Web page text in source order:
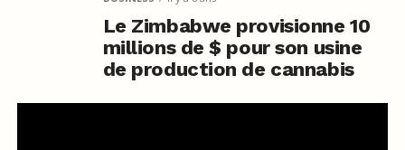
Le Zimbabwe provisionne 10
millions de $ pour son usine
de production de cannabis